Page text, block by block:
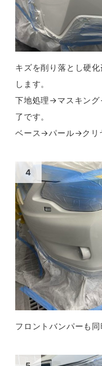
キズを削り落とし硬
します。
下地処理→マスキン
了です。
ベース→パール→クリ
フロントバンパーも同